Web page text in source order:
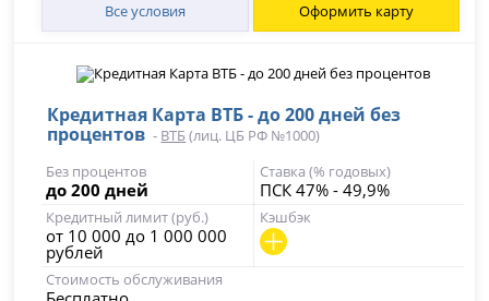
Все условия Оформить карту
Кредитная Карта ВТБ - до 200 дней без
процентов - ВТБ(лиц. ЦБ РФ №1000)
Без процентов
до 200 дней
Ставка (% годовых)
ПСК 47% - 49,9%
Кредитный лимит (руб.)
от 10 000 до 1 000 000
рублей
Кэшбэк
Стоимость обслуживания